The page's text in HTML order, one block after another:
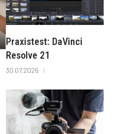
Praxistest: DaVinci
Resolve 21
30.07.2026